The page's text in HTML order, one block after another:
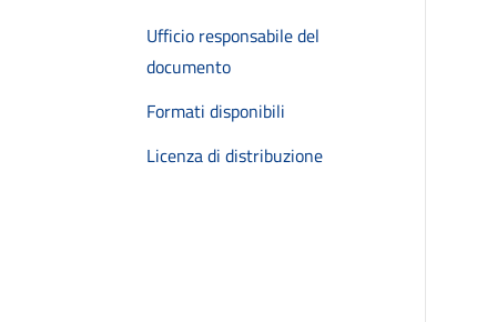
Ufficio responsabile del
documento
Formati disponibili
Licenza di distribuzione